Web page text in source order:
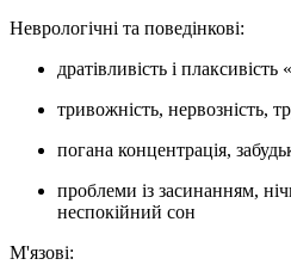
Неврологічні та поведінкові:
дратівливість і
тривожність, нервозність,
погана концентрація,
проблеми із засинанням,
неспокійний сон
М'язові: